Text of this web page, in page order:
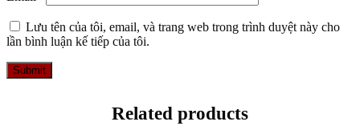
Lưu tên của tôi, email, và trang web trong trình duyệt này cho
lần bình luận kế tiếp của tôi.
Related products